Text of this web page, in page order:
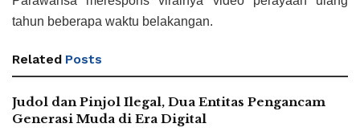
tahun beberapa waktu belakangan.
Related Posts
Judol dan Pinjol Ilegal, Dua Entitas Pengancam
Generasi Muda di Era Digital